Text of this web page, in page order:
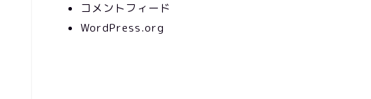
コメントフィード
WordPress.org